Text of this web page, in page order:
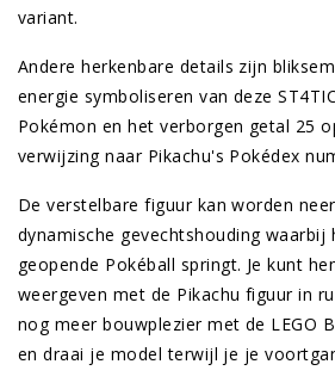
variant.
Andere herkenbare details zijn
energie symboliseren van deze
Pokémon en het verborgen getal 25
verwijzing naar Pikachu's Pokédex
De verstelbare figuur kan worden
dynamische gevechtshouding
geopende Pokéball springt. Je kunt
weergeven met de Pikachu figuur in
nog meer bouwplezier met de LEGO
en draai je model terwijl je je